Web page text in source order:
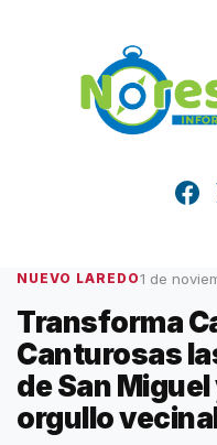
NUEVO LAREDO1 de
Transforma
Canturosas
de San
orgullo